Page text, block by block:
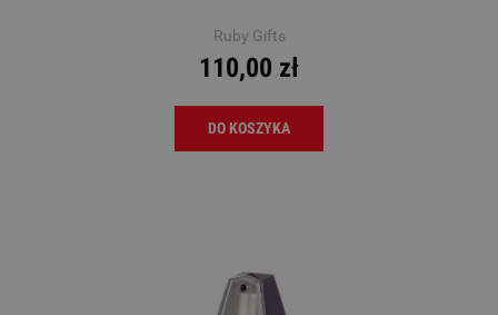
Ruby Gifts
110,00 zł
DO KOSZYKA